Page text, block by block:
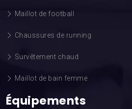
Maillot de football
Chaussures de running
Survêtement chaud
Maillot de bain femme
Équipements